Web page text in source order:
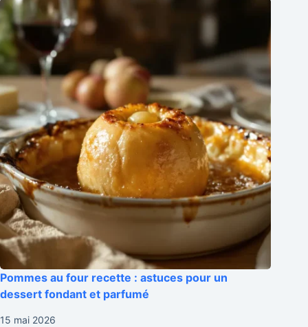
Pommes au four recette : astuces pour un
dessert fondant et parfumé
15 mai 2026